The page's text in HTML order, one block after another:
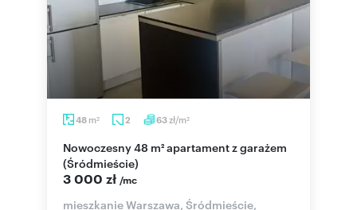
48 m2 2 63zł/m2
Nowoczesny 48 m² apartament z garażem
(Śródmieście)
3 000 zł /mc
mieszkanie Warszawa, Śródmieście,